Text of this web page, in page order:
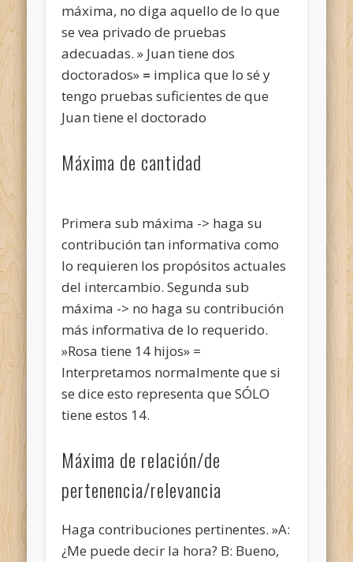
máxima, no diga aquello de lo que
se vea privado de pruebas
adecuadas. » Juan tiene dos
doctorados» = implica que lo sé y
tengo pruebas suficientes de que
Juan tiene el doctorado
Máxima de cantidad
Primera sub máxima -> haga su
contribución tan informativa como
lo requieren los propósitos actuales
del intercambio. Segunda sub
máxima -> no haga su contribución
más informativa de lo requerido.
»Rosa tiene 14 hijos» =
Interpretamos normalmente que si
se dice esto representa que SÓLO
tiene estos 14.
Máxima de relación/de
pertenencia/relevancia
Haga contribuciones pertinentes. »A:
¿Me puede decir la hora? B: Bueno,